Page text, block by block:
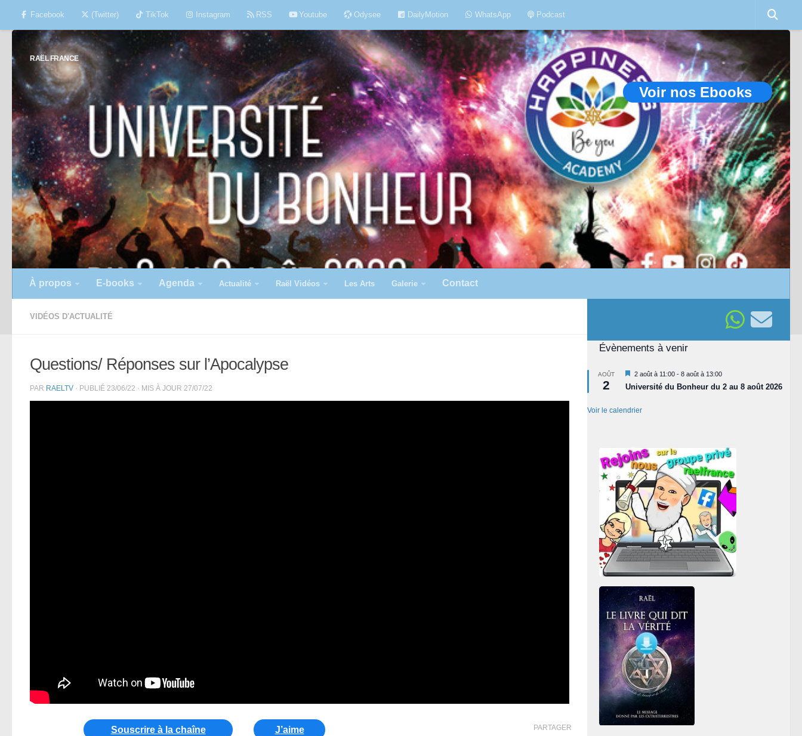
Skip to content
Facebook (Twitter) TikTok Instagram RSS Youtube Odysee DailyMotion WhatsApp Podcast
RAËL FRANCE
Voir nos Ebooks
À propos E-books Agenda Actualité Raël Vidéos Les Arts Galerie Contact
VIDÉOS D'ACTUALITÉ
Questions/ Réponses sur l’Apocalypse
PAR RAELTV · PUBLIÉ 23/06/22 · MIS À JOUR 27/07/22
Souscrire à la chaîne J’aime PARTAGER
Évènements à venir
AOÛT
2
Mis
en
avant
2 août à 11:00 - 8 août à 13:00
Université du Bonheur du 2 au 8 août 2026
Voir le calendrier